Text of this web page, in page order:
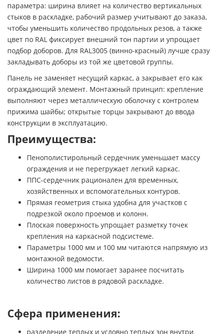
параметра: ширина влияет на количество вертикальных
стыков в раскладке, рабочий размер учитывают до заказа,
чтобы уменьшить количество продольных резов, а также
цвет по RAL фиксирует внешний тон партии и упрощает
подбор доборов. Для RAL3005 (винно-красный) лучше сразу
закладывать доборы из той же цветовой группы.
Панель не заменяет несущий каркас, а закрывает его как
ограждающий элемент. Монтажный принцип: крепление
выполняют через металлическую оболочку с контролем
прижима шайбы; открытые торцы закрывают до ввода
конструкции в эксплуатацию.
Преимущества:
Пенополистирольный сердечник уменьшает массу
ограждения и не перегружает легкий каркас.
ППС-сердечник рационален для временных,
хозяйственных и вспомогательных контуров.
Прямая геометрия стыка удобна для участков с
подрезкой около проемов и колонн.
Плоская поверхность упрощает разметку точек
крепления на каркасной подсистеме.
Параметры 1000 мм и 100 мм читаются напрямую из
монтажной ведомости.
Ширина 1000 мм помогает заранее посчитать
количество листов в рядовой раскладке.
Сфера применения:
разделение теплых и условно теплых зон внутри